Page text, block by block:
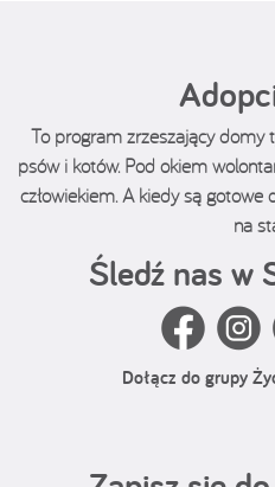
To program zrzeszający
psów i kotów. Pod okiem
człowiekiem. A kiedy są
na
Śledź nas w
Dołącz do grupy